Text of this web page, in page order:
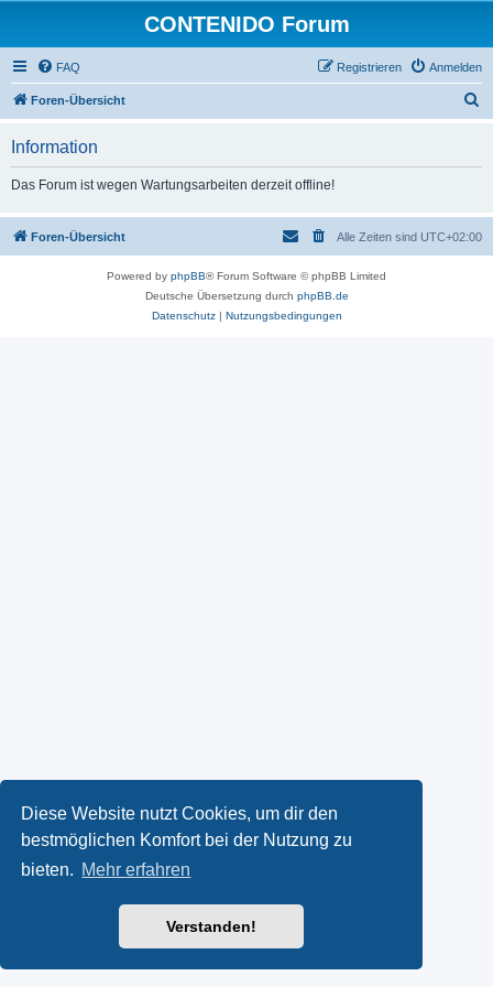
Diese Website nutzt Cookies, um dir den
bestmöglichen Komfort bei der Nutzung zu
bieten. Mehr erfahren
Verstanden!
CONTENIDO Forum
FAQ Anmelden
Registrieren
Foren-Übersicht
Information
Das Forum ist wegen Wartungsarbeiten derzeit offline!
Foren-Übersicht Alle Zeiten sind UTC+02:00
Powered by phpBB® Forum Software © phpBB Limited
Deutsche Übersetzung durch phpBB.de
Datenschutz| Nutzungsbedingungen